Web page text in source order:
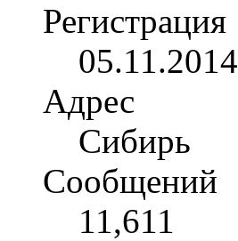
Регистрация
05.11.2014
Адрес
Сибирь
Сообщений
11,611